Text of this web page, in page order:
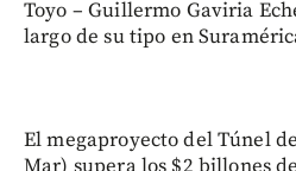
Toyo – Guillermo Gaviria
largo de su tipo en
El megaproyecto del Túnel